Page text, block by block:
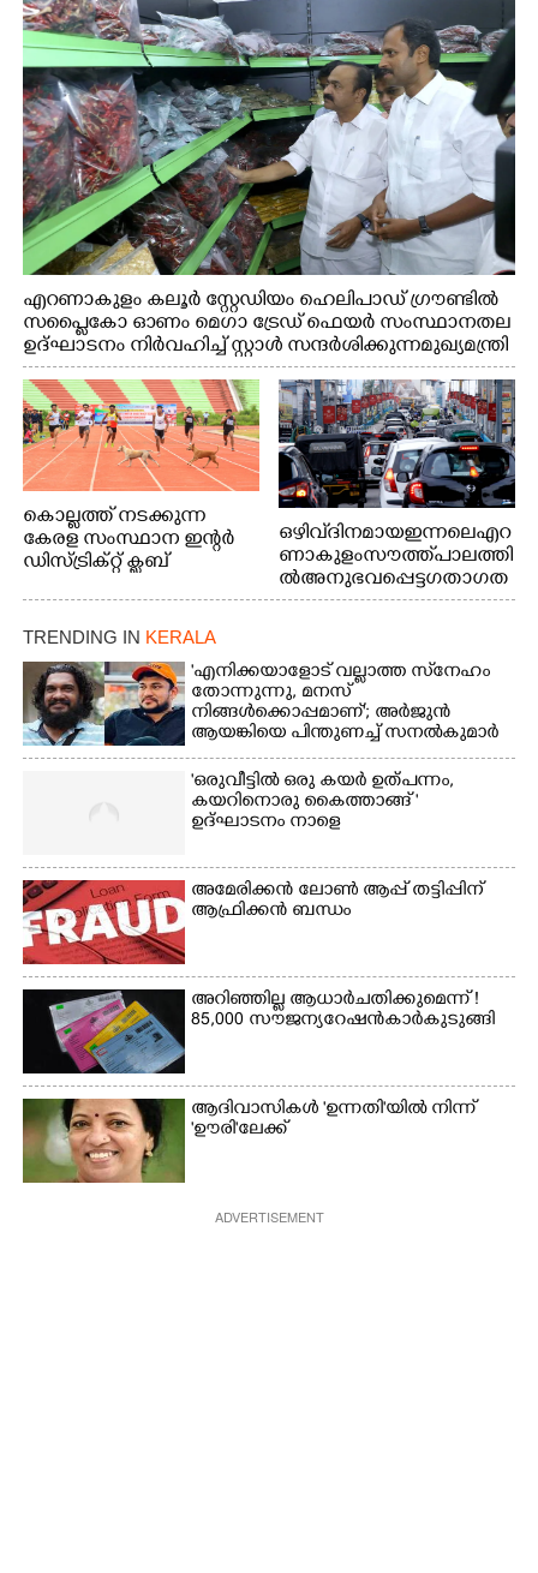
എറണാകുളം കലൂർ സ്റ്റേഡിയം ഹെലിപാഡ് ഗ്രൗണ്ടിൽ
സപ്ളൈകോ ഓണം മെഗാ ട്രേഡ് ഫെയർ സംസ്ഥാനതല
ഉദ്ഘാടനം നിർവഹിച്ച് സ്റ്റാൾ സന്ദർശിക്കുന്ന മുഖ്യമന്ത്രി
വി.ഡി. സതീശൻ. മന്ത്രി അനൂപ് ജേക്കബ് സമീപം
കൊല്ലത്ത് നടക്കുന്ന
കേരള സംസ്ഥാന ഇന്റർ
ഡിസ്ട്രിക്റ്റ് ക്ലബ്
ചാമ്പ്യൻഷിപ്പിൽ അണ്ടർ
20 ആൺകുട്ടികളുടെ 200
മത്സരത്തിനിടെ സിന്തറ്റിക്
ട്രാക്കിന് കുറുകെ ഓടുന്ന
നായകൾ.
ഒഴിവ് ദിനമായ ഇന്നലെ എറ
ണാകുളം സൗത്ത് പാലത്തി
ൽ അനുഭവപ്പെട്ട ഗതാഗത
ക്കുരുക്ക്
TRENDING IN KERALA
'എനിക്കയാളോട് വല്ലാത്ത സ്‌നേഹം
തോന്നുന്നു, മനസ്
നിങ്ങൾക്കൊപ്പമാണ്'; അർജുൻ
ആയങ്കിയെ പിന്തുണച്ച് സനൽകുമാർ
'ഒരുവീട്ടിൽ ഒരു കയർ ഉത്പന്നം,
കയറിനൊരു കൈത്താങ്ങ് '
ഉദ്ഘാടനം നാളെ
അമേരിക്കൻ ലോൺ ആപ്പ് തട്ടിപ്പിന്
ആഫ്രിക്കൻ ബന്ധം
അറിഞ്ഞില്ല ആധാർ ചതിക്കുമെന്ന് !
85,000 സൗജന്യ റേഷൻകാർ കുടുങ്ങി
ആദിവാസികൾ 'ഉന്നതി'യിൽ നിന്ന്
'ഊരി'ലേക്ക്
ADVERTISEMENT